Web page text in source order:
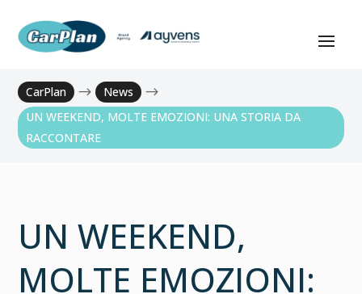
CarPlan $ News $
UN WEEKEND, MOLTE EMOZIONI: UNA STORIA DA
RACCONTARE
UN WEEKEND,
MOLTE EMOZIONI: